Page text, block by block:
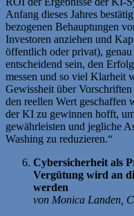
Anfang dieses Jahres
bezogenen Behauptungen
Investoren anziehen und
öffentlich oder privat),
entscheidend sein, den
messen und so viel Klarheit
Gewissheit über
den reellen Wert geschaffen
der KI zu gewinnen hofft,
gewährleisten und jegliche
Washing zu reduzieren.“
Cybersicherheit als
Vergütung wird an
werden
von Monica Landen,